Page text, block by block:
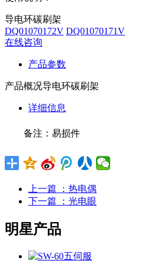
导电环碳刷架
DQ01070172V DQ01070171V
在线咨询
产品参数
产品概况导电环碳刷架
详细信息
备注：易损件
上一篇
：热电偶
下一篇
：光电眼
明星产品